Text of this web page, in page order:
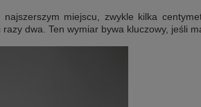
miejscu, zwykle kilka
dwa. Ten wymiar bywa kluczowy, jeśli